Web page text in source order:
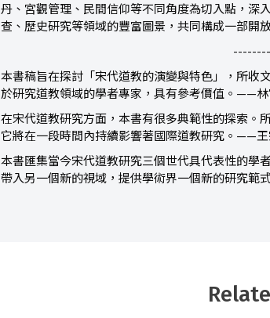
丹、宮觀管理、民間信仰等不同角度為切入點，深
查、歷史研究等領域的豐富圖景，共同構成一部開
本書稿旨在探討「宋代道教的演變與特色」，所收
於研究道教領域的學者專家，具有參考價值。——
在宋代道教研究方面，本書有很多典範性的探索。
它將在一段時間內持續影響著國際道教研究。——
本書匯集當今宋代道教研究三個世代具代表性的學
帶入另一個新的視域，提供學術界一個新的研究